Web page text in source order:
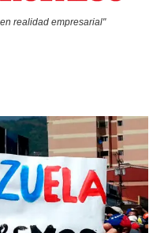
realidad empresarial"